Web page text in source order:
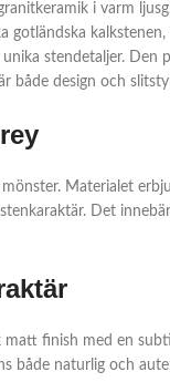
i varm
gotländska kalkstenen,
stendetaljer. Den
både design och
Materialet
Det
matt finish med en
både naturlig och